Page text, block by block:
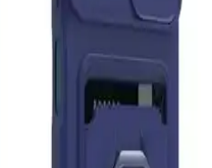
tasarımı, yüksek ses
öne çıkar. Kablosuz
ile çok yönlü deneyim sunar.
FE ve S8 Plus için
kılıf özellikleri
kılıfı, dayanıklı malzeme ve
güvenle korur, pratik kullanım